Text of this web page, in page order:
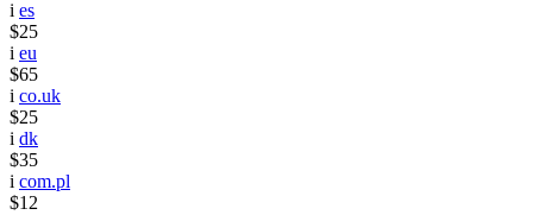
i es
$25
i eu
$65
i co.uk
$25
i dk
$35
i com.pl
$12